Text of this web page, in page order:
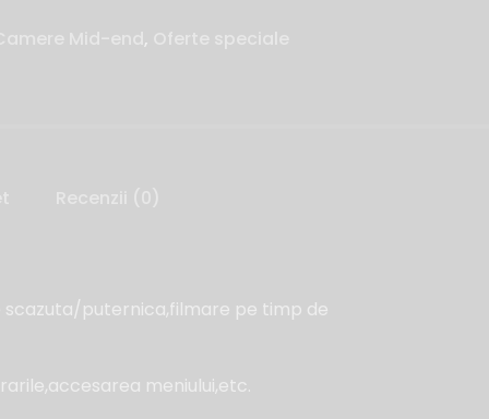
,
scazuta/puternica,filmare pe timp de
meniului,etc.